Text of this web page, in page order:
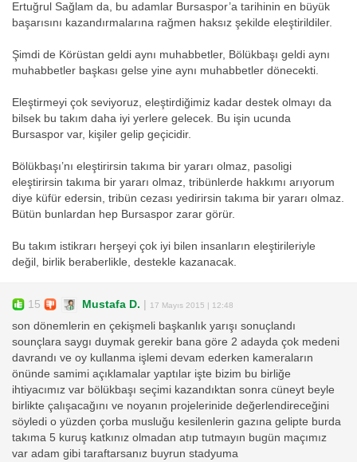
Ertuğrul Sağlam da, bu adamlar Bursaspor’a tarihinin en büyük
başarısını kazandırmalarına rağmen haksız şekilde eleştirildiler.
Şimdi de Körüstan geldi aynı muhabbetler, Bölükbaşı geldi aynı
muhabbetler başkası gelse yine aynı muhabbetler dönecekti.
Eleştirmeyi çok seviyoruz, eleştirdiğimiz kadar destek olmayı da
bilsek bu takım daha iyi yerlere gelecek. Bu işin ucunda
Bursaspor var, kişiler gelip geçicidir.
Bölükbaşı’nı eleştirirsin takıma bir yararı olmaz, pasoligi
eleştirirsin takıma bir yararı olmaz, tribünlerde hakkımı arıyorum
diye küfür edersin, tribün cezası yedirirsin takıma bir yararı olmaz.
Bütün bunlardan hep Bursaspor zarar görür.
Bu takım istikrarı herşeyi çok iyi bilen insanların eleştirileriyle
değil, birlik beraberlikle, destekle kazanacak.
15 Mustafa D. 17 Mayıs 2015 | 12:48
son dönemlerin en çekişmeli başkanlık yarışı sonuçlandı
sounçlara saygı duymak gerekir bana göre 2 adayda çok medeni
davrandı ve oy kullanma işlemi devam ederken kameraların
önünde samimi açıklamalar yaptılar işte bizim bu birliğe
ihtiyacımız var bölükbaşı seçimi kazandıktan sonra cüneyt beyle
birlikte çalışacağını ve noyanın projelerinide değerlendireceğini
söyledi o yüzden çorba musluğu kesilenlerin gazına gelipte burda
takıma 5 kuruş katkınız olmadan atıp tutmayın bugün maçımız
var adam gibi taraftarsanız buyrun stadyuma